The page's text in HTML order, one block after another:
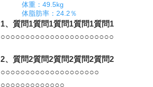
体重：49.5kg
体脂肪率：24.2％
1、質問1質問1質問1質問1質問1
○○○○○○○○○○○○○○○○○○○○○○○
2、質問2質問2質問2質問2質問2
○○○○○○○○○○○○○○○○○○○○
○○○○○○○○○○○○○